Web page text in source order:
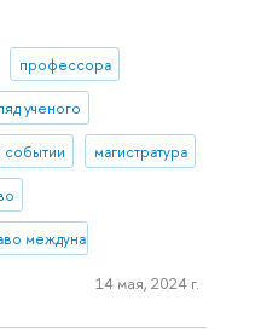
профессора
ученого
магистратура
международной торговли и
14 мая, 2024 г.